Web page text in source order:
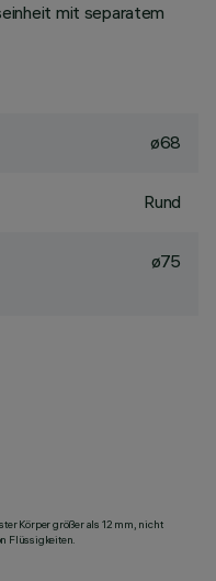
mit separatem
ø68
Rund
ø75
Körper größer als 12 mm, nicht
Flüssigkeiten.